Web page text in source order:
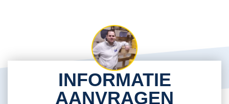
INFORMATIE
AANVRAGEN